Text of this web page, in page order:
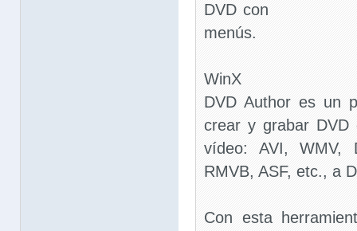
DVD con
menús.
WinX
DVD Author es un
crear y grabar DVD
vídeo: AVI, WMV,
RMVB, ASF, etc., a
Con esta